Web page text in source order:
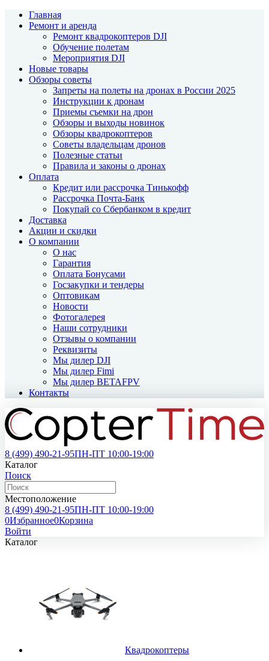
Главная
Ремонт и аренда
Ремонт квадрокоптеров DJI
Обучение полетам
Мероприятия DJI
Новые товары
Обзоры советы
Запреты на полеты на дронах в России 2025
Инструкции к дронам
Приемы съемки на дрон
Обзоры и выходы новинок
Обзоры квадрокоптеров
Советы владельцам дронов
Полезные статьи
Правила и законы о дронах
Оплата
Кредит или рассрочка Тинькофф
Рассрочка Почта-Банк
Покупай со Сбербанком в кредит
Доставка
Акции и скидки
О компании
О нас
Гарантия
Оплата Бонусами
Госзакупки и тендеры
Оптовикам
Новости
Фотогалерея
Наши сотрудники
Отзывы о компании
Реквизиты
Мы дилер DJI
Мы дилер Fimi
Мы дилер BETAFPV
Контакты
8 (499) 490-21-95ПН-ПТ 10:00-19:00
Каталог
Поиск
Местоположение
8 (499) 490-21-95ПН-ПТ 10:00-19:00
0Избранное0Корзина
Войти
Каталог
Квадрокоптеры